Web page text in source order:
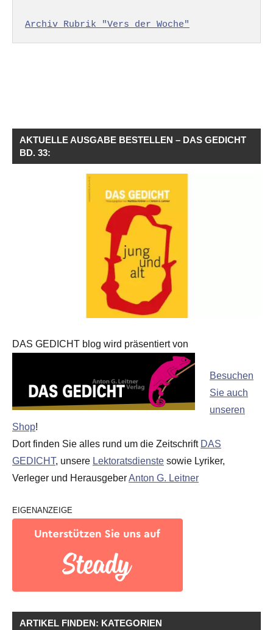
Archiv Rubrik "Vers der Woche"
AKTUELLE AUSGABE BESTELLEN – DAS GEDICHT
BD. 33:
DAS GEDICHT blog wird präsentiert von
Besuchen
Sie auch
unseren
Shop!
Dort finden Sie alles rund um die Zeitschrift DAS
GEDICHT, unsere Lektoratsdienste sowie Lyriker,
Verleger und HerausgeberAnton G. Leitner
EIGENANZEIGE
ARTIKEL FINDEN: KATEGORIEN